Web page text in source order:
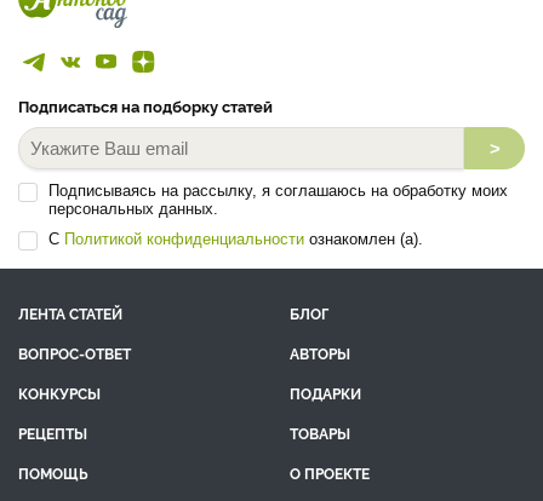
Подписаться на подборку статей
>
Подписываясь на рассылку, я соглашаюсь на обработку моих
персональных данных.
С Политикой конфиденциальности ознакомлен (а).
ЛЕНТА СТАТЕЙ
БЛОГ
ВОПРОС-ОТВЕТ
АВТОРЫ
КОНКУРСЫ
ПОДАРКИ
РЕЦЕПТЫ
ТОВАРЫ
ПОМОЩЬ
О ПРОЕКТЕ